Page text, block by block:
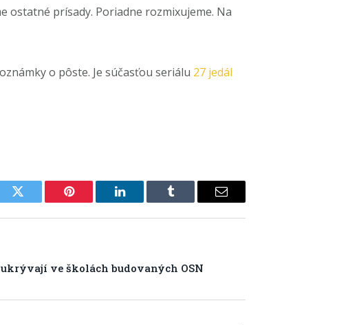
ostatné prísady. Poriadne rozmixujeme. Na
o pôste. Je súčasťou seriálu 27 jedál
Twitter Pinterest LinkedIn Tumblr Email
ukrývají ve školách budovaných OSN